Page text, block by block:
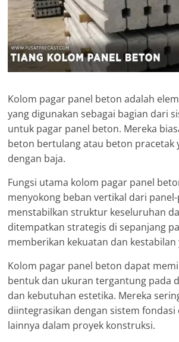
Kolom pagar panel beton adalah
yang digunakan sebagai bagian dari
untuk pagar panel beton. Mereka
beton bertulang atau beton pracetak
dengan baja.
Fungsi utama kolom pagar panel
menyokong beban vertikal dari
menstabilkan struktur keseluruhan
ditempatkan strategis di sepanjang
memberikan kekuatan dan
Kolom pagar panel beton dapat
bentuk dan ukuran tergantung pada
dan kebutuhan estetika. Mereka
diintegrasikan dengan sistem
lainnya dalam proyek konstruksi.